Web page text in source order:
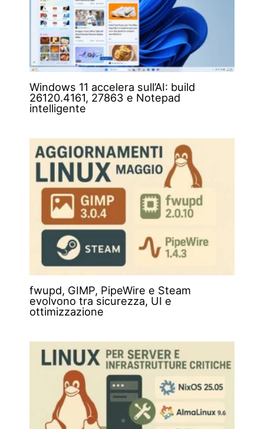
Windows 11 accelera sull’AI: build
26120.4161, 27863 e Notepad
intelligente
fwupd, GIMP, PipeWire e Steam
evolvono tra sicurezza, UI e
ottimizzazione